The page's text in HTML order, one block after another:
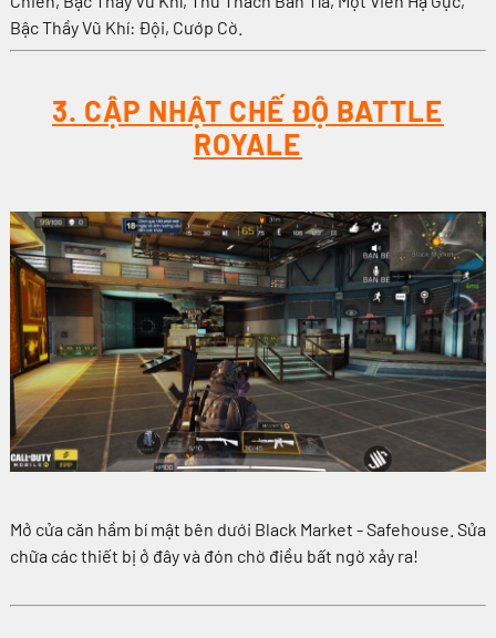
Bậc Thầy Vũ Khí: Đội, Cướp Cờ.
3. CẬP NHẬT CHẾ ĐỘ BATTLE
ROYALE
Mở cửa căn hầm bí mật bên dưới Black Market - Safehouse. Sửa
chữa các thiết bị ở đây và đón chờ điều bất ngờ xảy ra!